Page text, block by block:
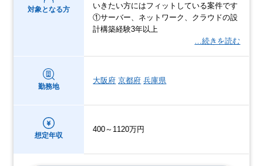
対象となる方
いきたい方にはフィットしている案件です
①サーバー、ネットワーク、クラウドの設
計構築経験3年以上
…続きを読む
勤務地
大阪府 京都府 兵庫県
想定年収
400～1120万円